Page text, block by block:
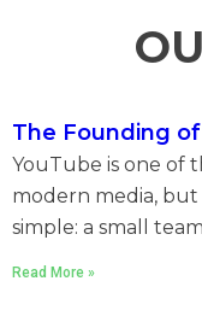
The Founding
YouTube is one of
modern media, but
simple: a small team
Read More »